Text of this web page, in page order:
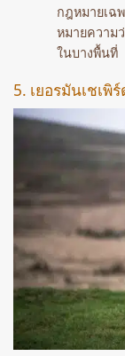
กฎหมายเฉ
หมายความ
ในบางพื้นที่
5. เยอรมันเชเพิ